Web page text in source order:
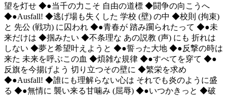
望を灯せ ◆●当千の力こそ 自由の道標 ◆闘争の向こうへ
◆●Ausfall! ◆逃げ場も失くした 学校 (壁) の中 ◆校則 (拘束)
と 先公 (戦功) に囚われ ◆●青春が 踏み躙られたって ◆●未
来だけは ◆掴みたい ◆不条理な あの説教 (声) にも 折れは
しない ◆夢と希望叶えようと ◆●誓った大地 ◆●反撃の時は
来た 未来を呼ぶこの血 ◆煩雑な規律 ◆●すべてを穿て ◆●
反旗を今揚げよう 切り立つその壁に ◆繁栄を求め
◆●Ausfall! ◆誰にも理解らない心は それでも炎のように盛
る ◆●無情に 襲い来る甘噛み (屈辱) ◆●いつかきっと ◆破